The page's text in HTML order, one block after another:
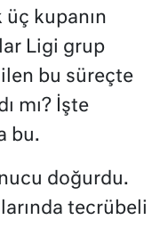
kupanın
Ligi grup
bu süreçte
mı? İşte
bu.
doğurdu.
tecrübeli